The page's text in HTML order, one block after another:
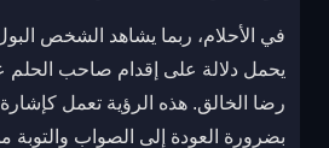
في الأحلام، ربما يشاهد الشخص
يحمل دلالة على إقدام صاحب الحلم
رضا الخالق. هذه الرؤية تعمل
بضرورة العودة إلى الصواب والتوبة